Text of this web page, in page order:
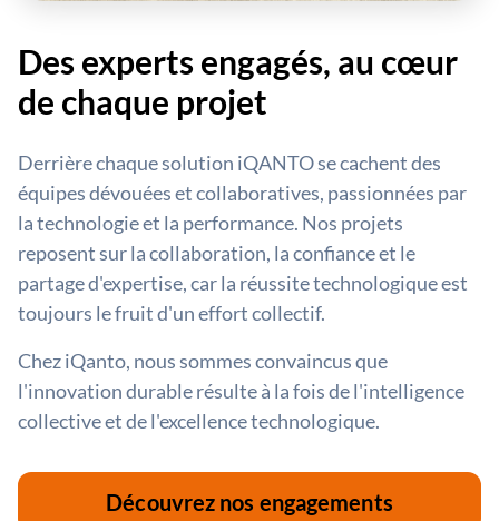
Des experts engagés, au cœur
de chaque projet
Derrière chaque solution iQANTO se cachent des
équipes dévouées et collaboratives, passionnées par
la technologie et la performance. Nos projets
reposent sur la collaboration, la confiance et le
partage d'expertise, car la réussite technologique est
toujours le fruit d'un effort collectif.
Chez iQanto, nous sommes convaincus que
l'innovation durable résulte à la fois de l'intelligence
collective et de l'excellence technologique.
Découvrez nos engagements